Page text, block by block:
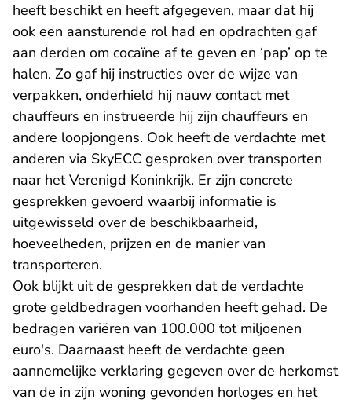
heeft beschikt en heeft afgegeven, maar dat hij
ook een aansturende rol had en opdrachten gaf
aan derden om cocaïne af te geven en ‘pap’ op te
halen. Zo gaf hij instructies over de wijze van
verpakken, onderhield hij nauw contact met
chauffeurs en instrueerde hij zijn chauffeurs en
andere loopjongens. Ook heeft de verdachte met
anderen via SkyECC gesproken over transporten
naar het Verenigd Koninkrijk. Er zijn concrete
gesprekken gevoerd waarbij informatie is
uitgewisseld over de beschikbaarheid,
hoeveelheden, prijzen en de manier van
transporteren.
Ook blijkt uit de gesprekken dat de verdachte
grote geldbedragen voorhanden heeft gehad. De
bedragen variëren van 100.000 tot miljoenen
euro's. Daarnaast heeft de verdachte geen
aannemelijke verklaring gegeven over de herkomst
van de in zijn woning gevonden horloges en het